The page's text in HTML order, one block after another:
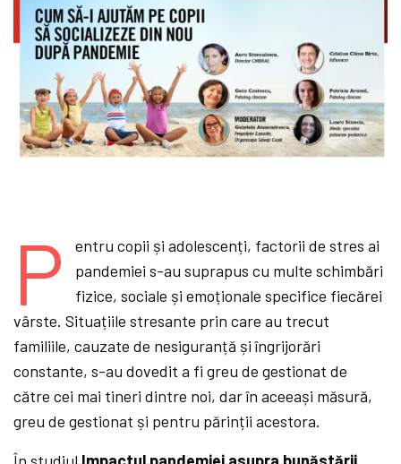
P
entru copii și adolescenți, factorii de stres ai
pandemiei s-au suprapus cu multe schimbări
fizice, sociale și emoționale specifice fiecărei
vârste. Situațiile stresante prin care au trecut
familiile, cauzate de nesiguranță și îngrijorări
constante, s-au dovedit a fi greu de gestionat de
către cei mai tineri dintre noi, dar în aceeași măsură,
greu de gestionat și pentru părinții acestora.